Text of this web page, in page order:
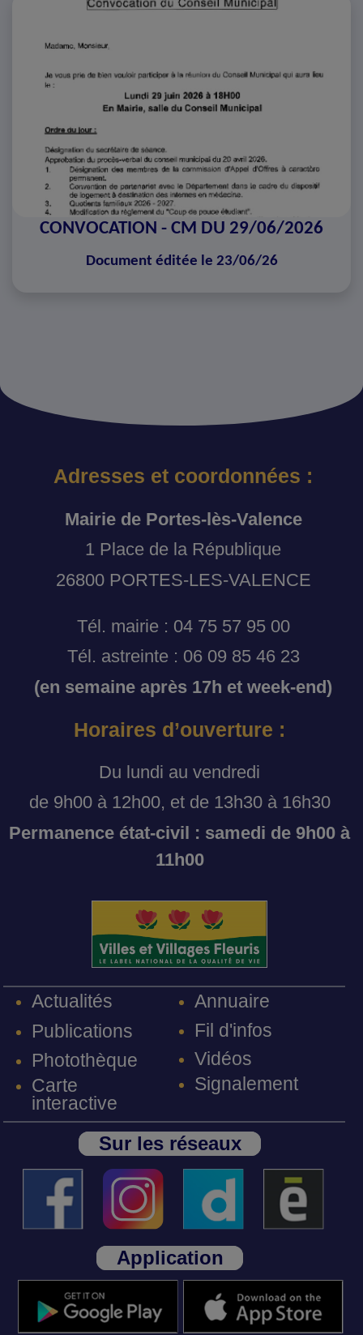
CONVOCATION - CM DU 29/06/2026
Document éditée le 23/06/26
Adresses et coordonnées :
Mairie de Portes-lès-Valence
1 Place de la République
26800 PORTES-LES-VALENCE
Tél. mairie : 04 75 57 95 00
Tél. astreinte : 06 09 85 46 23
(en semaine après 17h et week-end)
Horaires d’ouverture :
Du lundi au vendredi
de 9h00 à 12h00, et de 13h30 à 16h30
Permanence état-civil : samedi de 9h00 à
11h00
Actualités
Publications
Photothèque
Carte
interactive
Annuaire
Fil d'infos
Vidéos
Signalement
Sur les réseaux
Application